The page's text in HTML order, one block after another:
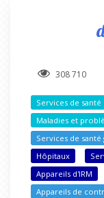
308 710
Services de santé
Maladies et
Services de
Hôpitaux
Appareils d'IRM
Appareils de